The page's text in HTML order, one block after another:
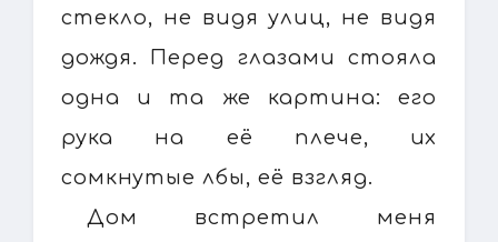
стекло, не видя улиц, не видя
дождя. Перед глазами стояла
одна и та же картина: его
рука на её плече, их
сомкнутые лбы, её взгляд.
Дом встретил меня